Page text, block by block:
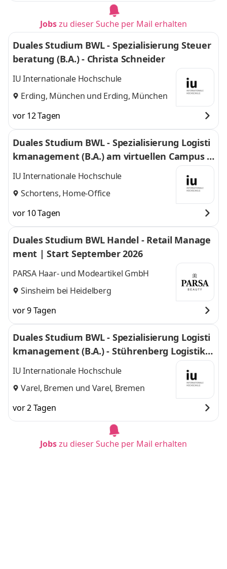
Jobszu dieser Suche per Mail erhalten
Duales Studium BWL - Spezialisierung Steuer
beratung (B.A.) - Christa Schneider
IU Internationale Hochschule
Erding, München und Erding, München
vor 12 Tagen
Duales Studium BWL - Spezialisierung Logisti
kmanagement (B.A.) am virtuellen Campus -
Nordfrost GmbH & Co. KG
IU Internationale Hochschule
Schortens, Home-Office
vor 10 Tagen
Duales Studium BWL Handel - Retail Manage
ment | Start September 2026
PARSA Haar- und Modeartikel GmbH
Sinsheim bei Heidelberg
vor 9 Tagen
Duales Studium BWL - Spezialisierung Logisti
kmanagement (B.A.) - Stührenberg Logistik G
mbH
IU Internationale Hochschule
Varel, Bremen und Varel, Bremen
vor 2 Tagen
Jobszu dieser Suche per Mail erhalten